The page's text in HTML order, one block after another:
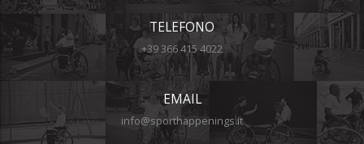
TELEFONO
+39 366 415 4022
EMAIL
info@sporthappenings.it